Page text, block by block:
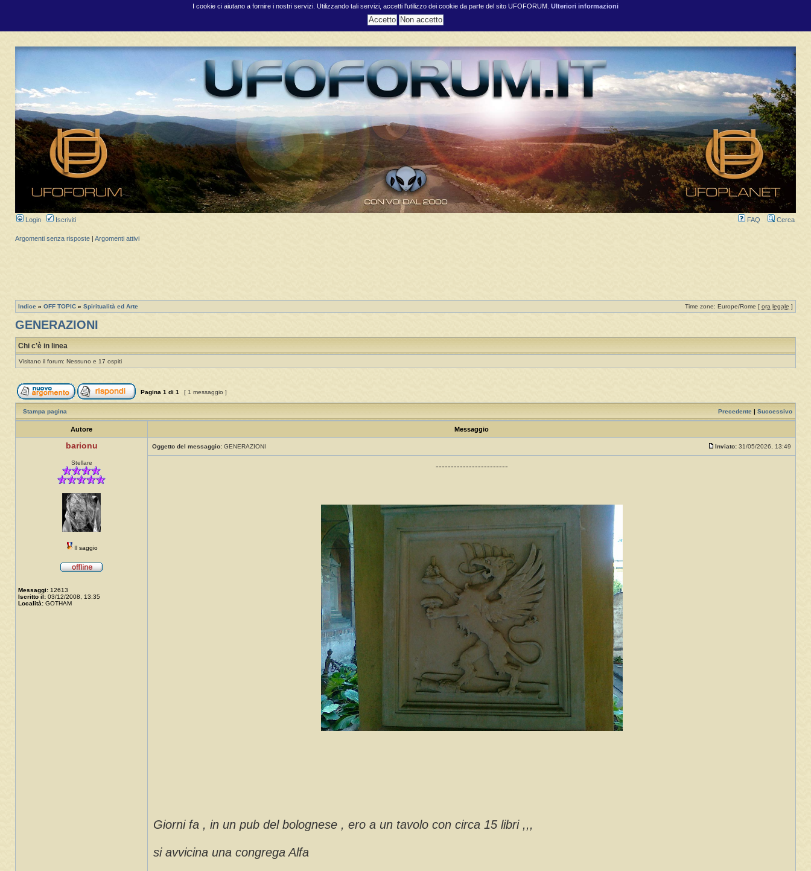
I cookie ci aiutano a fornire i nostri servizi. Utilizzando tali servizi, accetti l'utilizzo dei cookie da parte del sito UFOFORUM. Ulteriori informazioni
Login Iscriviti FAQ Cerca
Argomenti senza risposte Argomenti attivi
Indice » OFF TOPIC » Spiritualità ed Arte Time zone: Europe/Rome [ ora legale ]
GENERAZIONI
Chi c’è in linea
Visitano il forum: Nessuno e 17 ospiti
Pagina 1 di 1 [ 1 messaggio ]
Stampa pagina Precedente Successivo
Autore Messaggio
barionu
Stellare
Il saggio
Messaggi: 12613
Iscritto il: 03/12/2008, 13:35
Località: GOTHAM
Oggetto del messaggio: GENERAZIONI Inviato: 31/05/2026, 13:49
------------------------
Giorni fa , in un pub del bolognese , ero a un tavolo con circa 15 libri ,,,
si avvicina una congrega Alfa